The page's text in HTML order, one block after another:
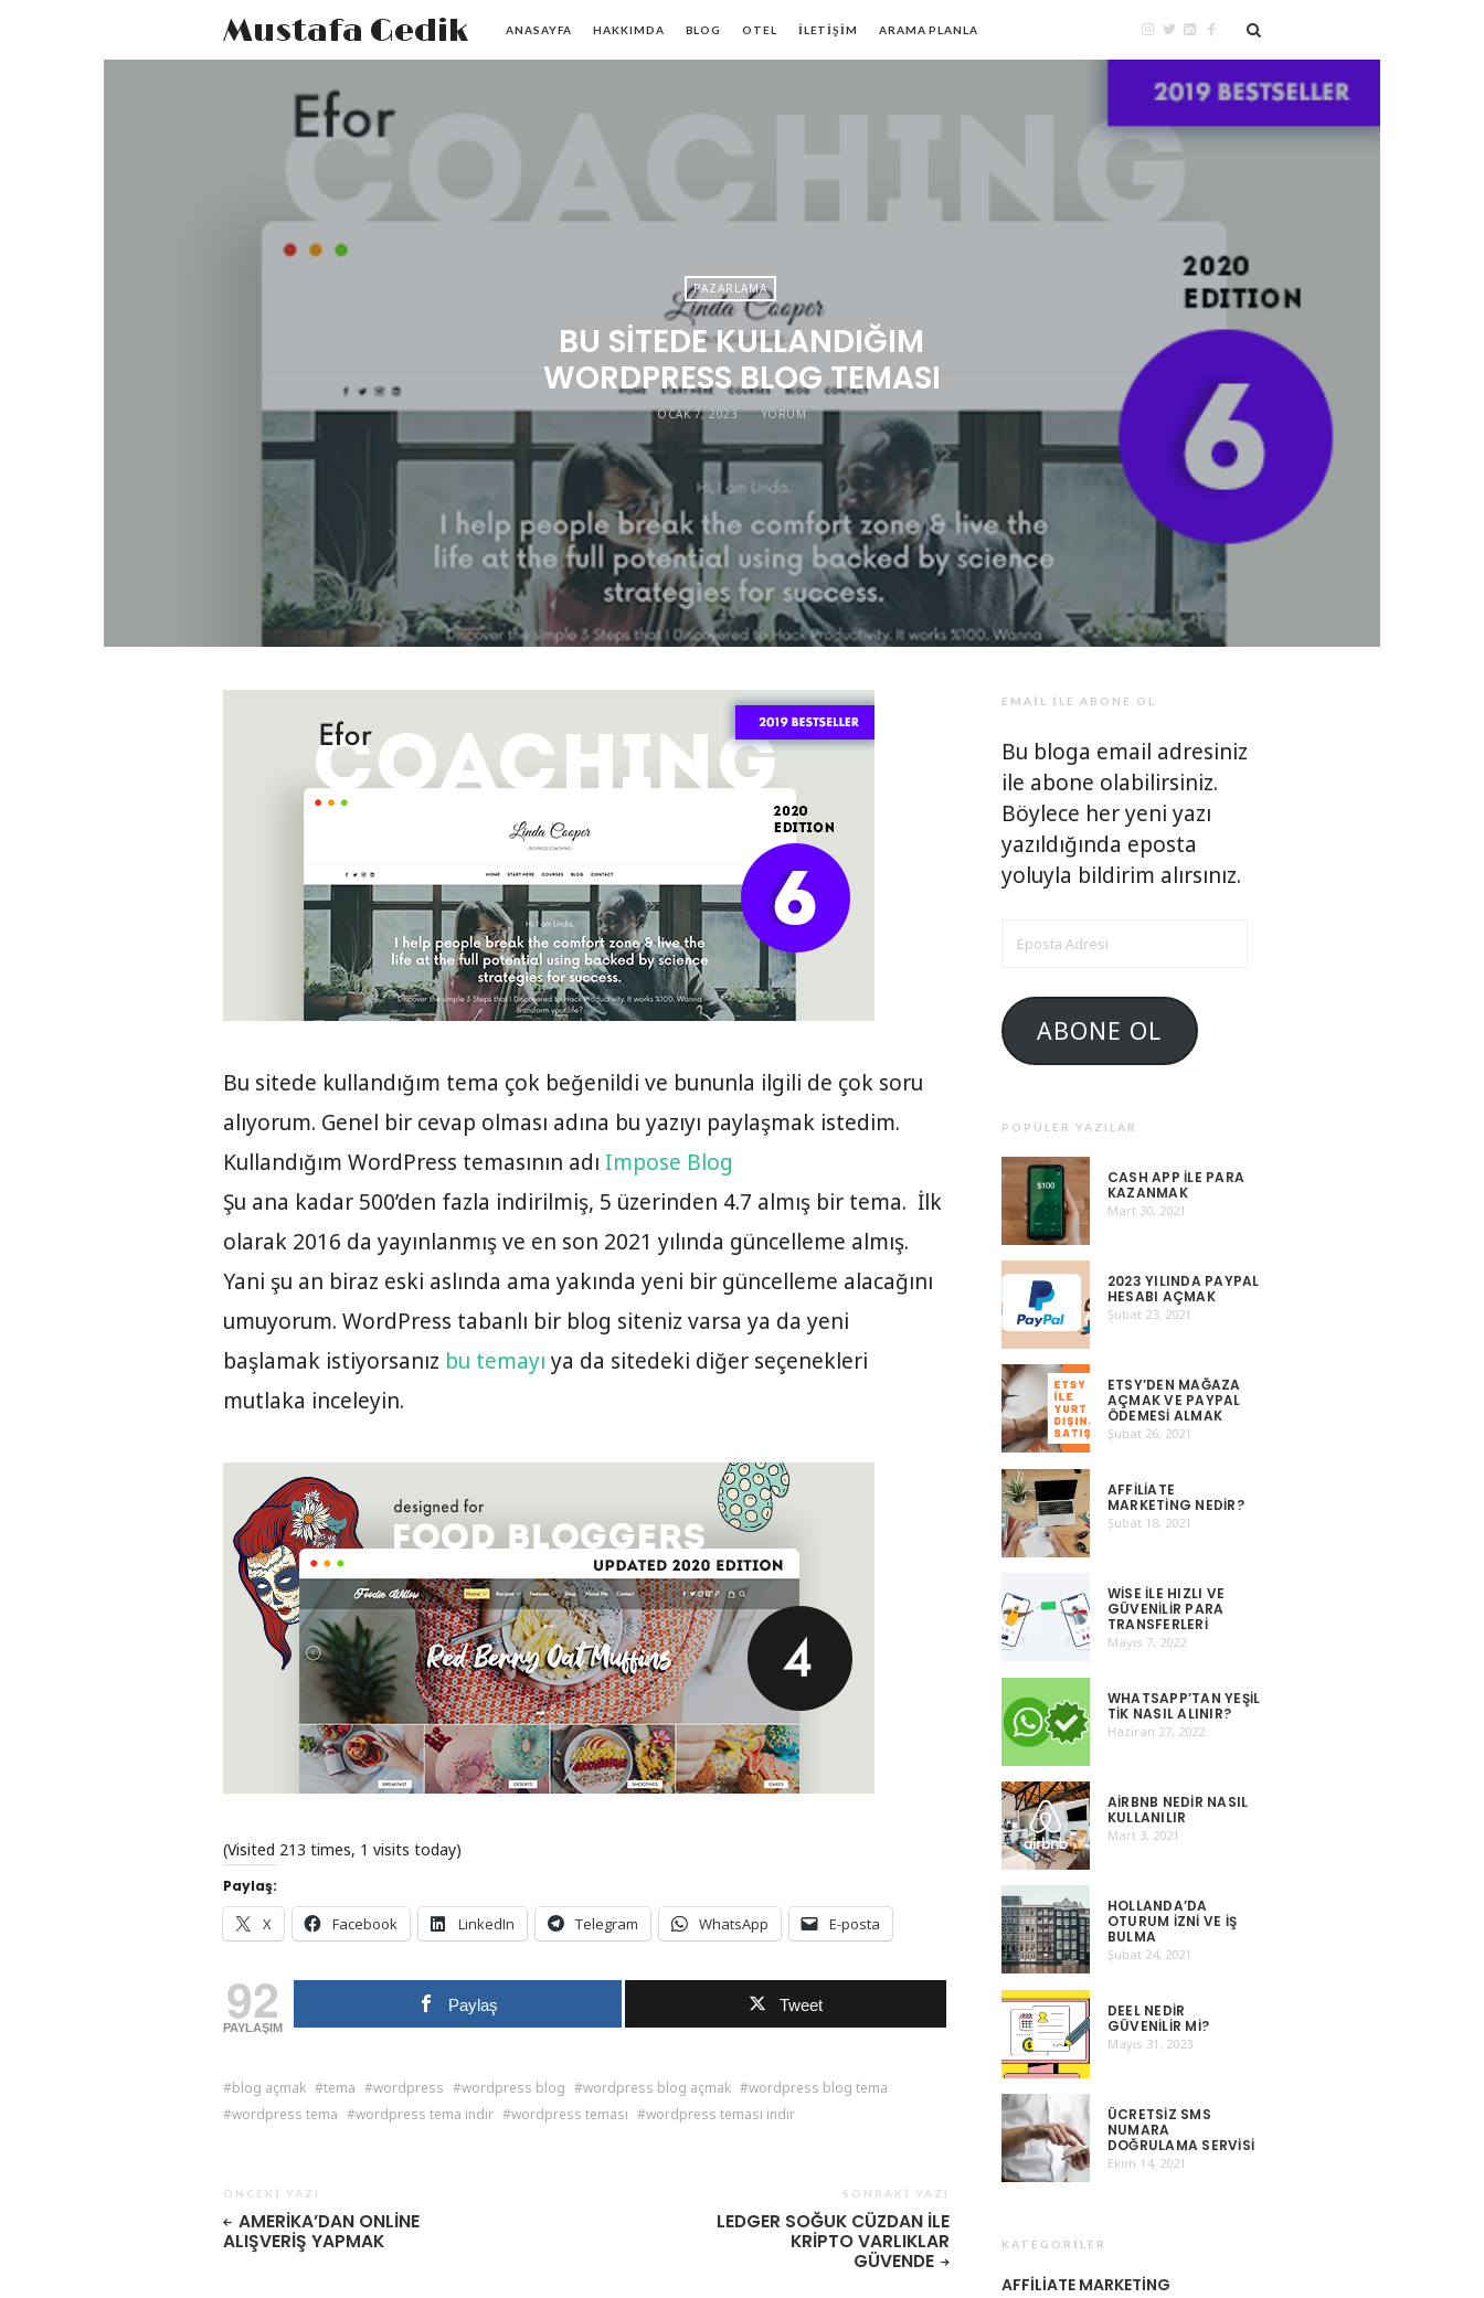
Mustafa Gedik ANASAYFA HAKKIMDA BLOG OTEL İLETIŞIM ARAMA PLANLA
PAZARLAMA
BU SITEDE KULLANDIĞIM
WORDPRESS BLOG TEMASI
OCAK 7, 2023 YORUM
Bu sitede kullandığım tema çok beğenildi ve bununla ilgili de çok soru
alıyorum. Genel bir cevap olması adına bu yazıyı paylaşmak istedim.
Kullandığım WordPress temasının adı Impose Blog
Şu ana kadar 500’den fazla indirilmiş, 5 üzerinden 4.7 almış bir tema. İlk
olarak 2016 da yayınlanmış ve en son 2021 yılında güncelleme almış.
Yani şu an biraz eski aslında ama yakında yeni bir güncelleme alacağını
umuyorum. WordPress tabanlı bir blog siteniz varsa ya da yeni
başlamak istiyorsanız bu temayı ya da sitedeki diğer seçenekleri
mutlaka inceleyin.
(Visited 213 times, 1 visits today)
Paylaş:
X Facebook LinkedIn Telegram WhatsApp E-posta
92
PAYLAŞIM
Paylaş Tweet
blog açmak tema wordpress wordpress blog wordpress blog açmak
wordpress blog tema
wordpress tema
wordpress tema indir wordpress teması wordpress teması indir
ÖNCEKI YAZI
AMERIKA’DAN ONLINE
ALIŞVERIŞ YAPMAK
SONRAKI YAZI
LEDGER SOĞUK CÜZDAN ILE
KRIPTO VARLIKLAR
GÜVENDE
EMAIL ILE ABONE OL
Bu bloga email adresiniz
ile abone olabilirsiniz.
Böylece her yeni yazı
yazıldığında eposta
yoluyla bildirim alırsınız.
ADRESI
ABONE OL
POPÜLER YAZILAR
CASH APP ILE PARA
KAZANMAK
Mart 30, 2021
2023 YILINDA PAYPAL
HESABI AÇMAK
Şubat 23, 2021
ETSY’DEN MAĞAZA
AÇMAK VE PAYPAL
ÖDEMESI ALMAK
Şubat 26, 2021
AFFILIATE
MARKETING NEDIR?
Şubat 18, 2021
WISE ILE HIZLI VE
GÜVENILIR PARA
TRANSFERLERI
Mayıs 7, 2022
WHATSAPP’TAN YEŞIL
TIK NASIL ALINIR?
Haziran 27, 2022
AIRBNB NEDIR NASIL
KULLANILIR
Mart 3, 2021
HOLLANDA’DA
OTURUM İZNI VE İŞ
BULMA
Şubat 24, 2021
DEEL NEDIR
GÜVENILIR MI?
Mayıs 31, 2023
ÜCRETSIZ SMS
NUMARA
DOĞRULAMA SERVISI
Ekim 14, 2021
KATEGORILER
AFFILIATE MARKETING